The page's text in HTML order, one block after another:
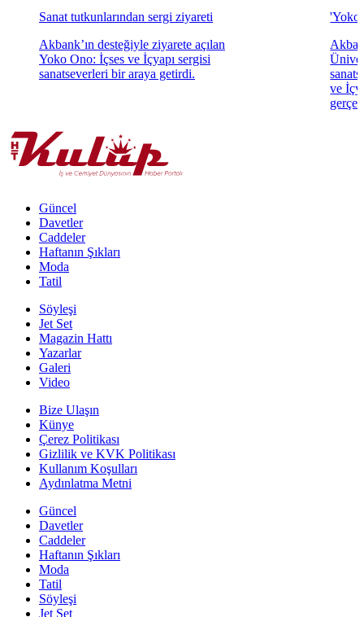
Sanat tutkunlarından sergi ziyareti
Akbank’ın desteğiyle ziyarete açılan
Yoko Ono: İçses ve İçyapı sergisi
sanatseverleri bir araya getirdi.
'Yoko
ve
Güncel
Davetler
Caddeler
Haftanın Şıkları
Moda
Tatil
Söyleşi
Jet Set
Magazin Hattı
Yazarlar
Galeri
Video
Bize Ulaşın
Künye
Çerez Politikası
Gizlilik ve KVK Politikası
Kullanım Koşulları
Aydınlatma Metni
Güncel
Davetler
Caddeler
Haftanın Şıkları
Moda
Tatil
Söyleşi
Jet Set